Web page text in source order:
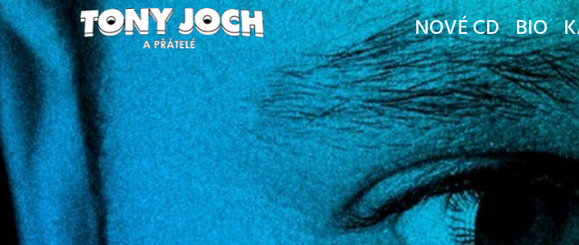
NOVÉ CD BIO